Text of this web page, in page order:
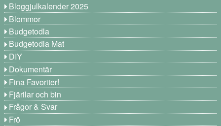
Bloggjulkalender 2025
Blommor
Budgetodla
Budgetodla Mat
DIY
Dokumentär
Fina Favoriter!
Fjärilar och bin
Frågor & Svar
Frö